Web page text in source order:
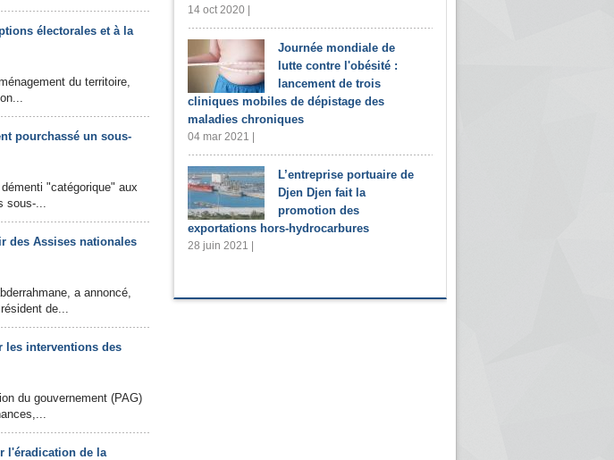
électorales et à la
du territoire,
pourchassé un sous-
"catégorique" aux
sous-...
des Assises nationales
a annoncé,
de...
les interventions des
du gouvernement (PAG)
l'éradication de la
14 oct 2020 |
Journée mondiale de
lutte contre l'obésité :
lancement de trois
cliniques mobiles de dépistage des
maladies chroniques
04 mar 2021 |
L’entreprise portuaire de
Djen Djen fait la
promotion des
exportations hors-hydrocarbures
28 juin 2021 |